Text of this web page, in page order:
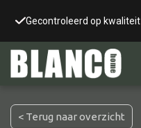
Gecontroleerd op kwaliteit
< Terug naar overzicht